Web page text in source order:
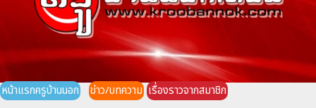
หน้าแรกครูบ้านนอก ข่าว/บทความ เรื่องราวจากสมาชิก